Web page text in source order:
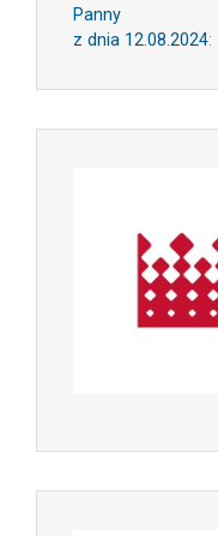
Panny
z dnia 12.08.2024: